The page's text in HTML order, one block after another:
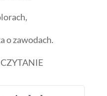
o zawodach.